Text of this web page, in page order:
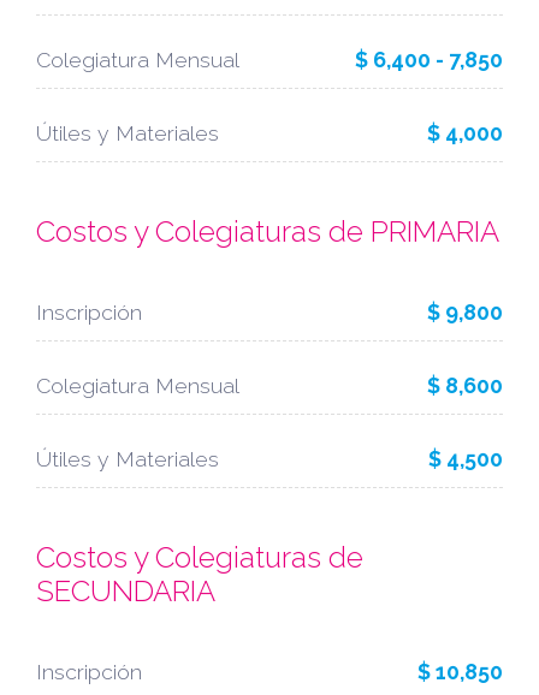
Colegiatura Mensual $ 6,400 - 7,850
Útiles y Materiales $ 4,000
Costos y Colegiaturas de PRIMARIA
Inscripción $ 9,800
Colegiatura Mensual $ 8,600
Útiles y Materiales $ 4,500
Costos y Colegiaturas de
SECUNDARIA
Inscripción $ 10,850